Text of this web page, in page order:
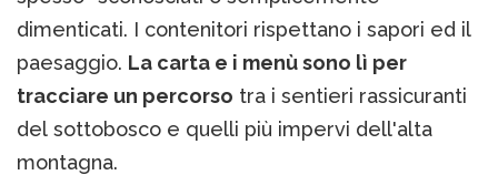
dimenticati. I contenitori rispettano i sapori ed il
paesaggio. La carta e i menù sono lì per
tracciare un percorso tra i sentieri rassicuranti
del sottobosco e quelli più impervi dell'alta
montagna.